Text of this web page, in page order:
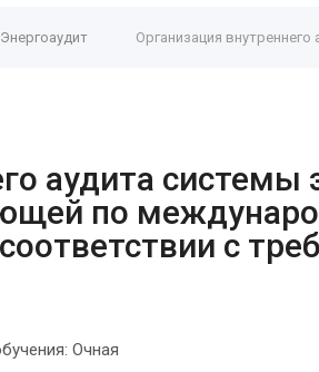
Энергоаудит Организация
аудита системы
по
с
Очная